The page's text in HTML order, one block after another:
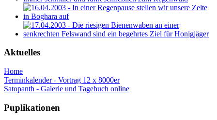
Aktuelles
Home
Terminkalender - Vortrag 12 x 8000er
Satopanth - Galerie und Tagebuch online
Puplikationen